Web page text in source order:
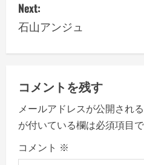
s
t
n
a
v
i
Next:
石山アンジュ
コメントを残す
メールアドレスが公開され
が付いている欄は必須項目
コメント ※